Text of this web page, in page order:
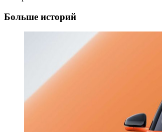
Больше историй